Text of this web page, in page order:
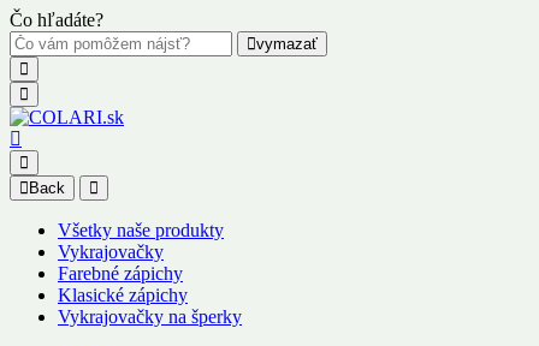
Čo hľadáte?
vymazať
Back
Všetky naše produkty
Vykrajovačky
Farebné zápichy
Klasické zápichy
Vykrajovačky na šperky